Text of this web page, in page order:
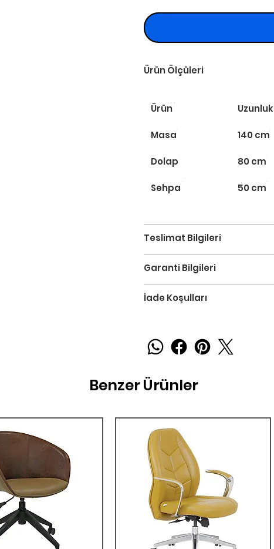
Ürün Ölçüleri
Ürün Uzunluk
Masa 140 cm
Dolap 80 cm
Sehpa 50 cm
Teslimat Bilgileri
Garanti Bilgileri
İade Koşulları
Benzer Ürünler